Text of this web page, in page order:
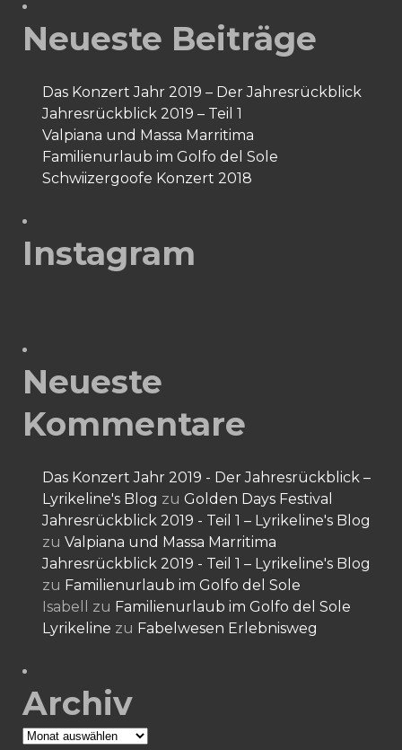
Neueste Beiträge
Das Konzert Jahr 2019 – Der Jahresrückblick
Jahresrückblick 2019 – Teil 1
Valpiana und Massa Marritima
Familienurlaub im Golfo del Sole
Schwiizergoofe Konzert 2018
Instagram
Neueste
Kommentare
Das Konzert Jahr 2019 - Der Jahresrückblick –
Lyrikeline's Blog zu Golden Days Festival
Jahresrückblick 2019 - Teil 1 – Lyrikeline's Blog
zu Valpiana und Massa Marritima
Jahresrückblick 2019 - Teil 1 – Lyrikeline's Blog
zu Familienurlaub im Golfo del Sole
Isabell
zu Familienurlaub im Golfo del Sole
Lyrikeline zu Fabelwesen Erlebnisweg
Archiv
Archiv